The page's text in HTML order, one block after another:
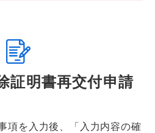
証明書再交付申請
項を入力後、「入力内容の確